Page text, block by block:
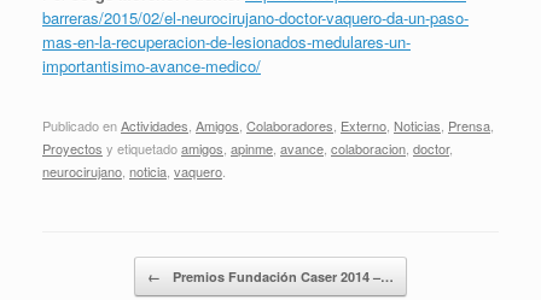
barreras/2015/02/el-neurocirujano-doctor-vaquero-da-un-paso-
mas-en-la-recuperacion-de-lesionados-medulares-un-
importantisimo-avance-medico/
Publicado enActividades Amigos Colaboradores Externo Noticias Prensa
Proyectos y etiquetadoamigos apinme avance colaboracion doctor,
neurocirujano noticia vaquero
Navegador de artículos
← Premios Fundación Caser 2014 –…